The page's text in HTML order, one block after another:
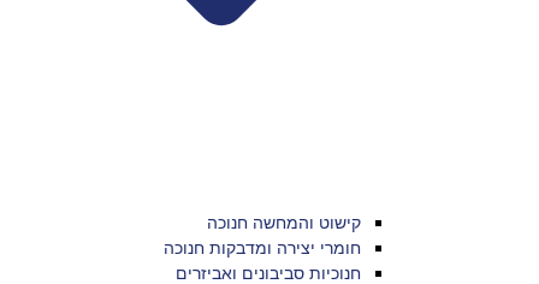
קישוט והמחשה חנוכה
חומרי יצירה ומדבקות חנוכה
חנוכיות סביבונים ואביזרים